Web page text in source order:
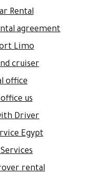
Rental
agreement
Limo
cruiser
office
us
Driver
Egypt
rental